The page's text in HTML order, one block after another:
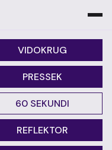
VIDOKRUG
PRESSEK
60 SEKUNDI
REFLEKTOR